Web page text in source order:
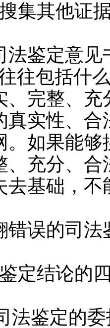
其他证据
鉴定意见
往包括什
、完整、充
真实性、
。如果能够
、充分、合
去基础，不
误的司法
结论的
鉴定的委